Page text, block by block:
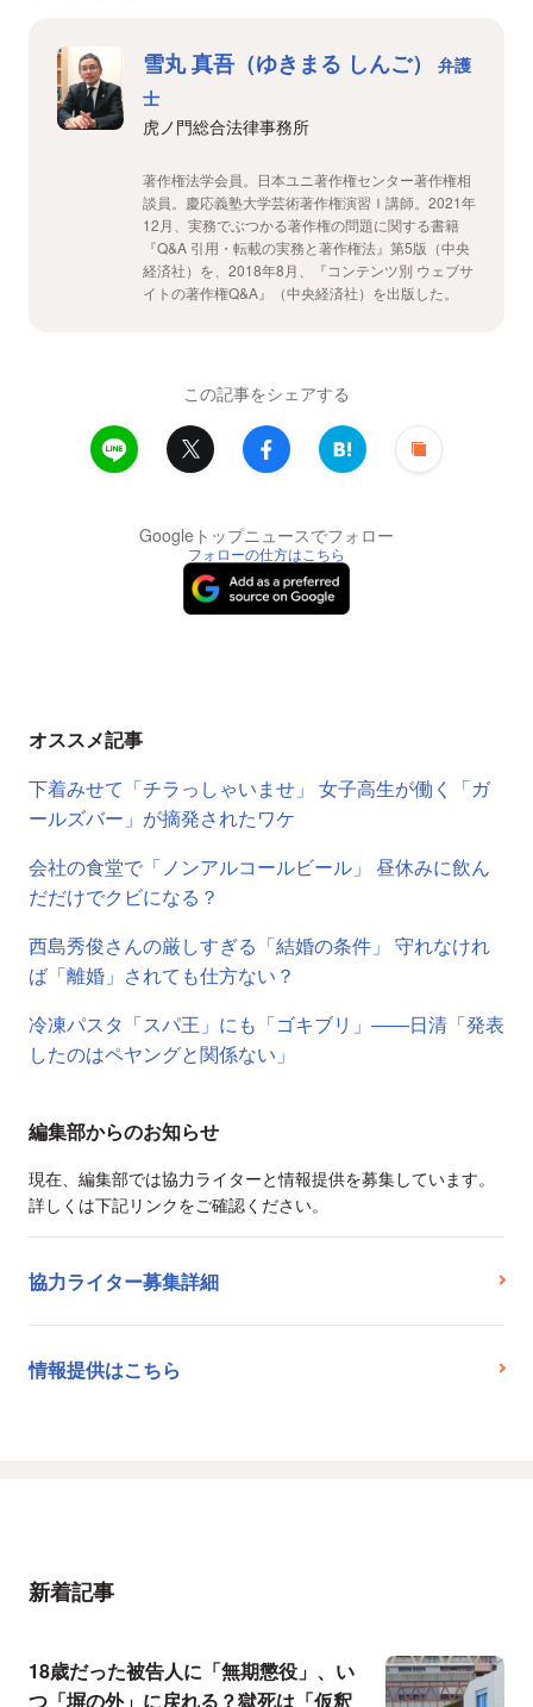
雪丸 真吾（ゆきまる しんご）
弁護
士
虎ノ門総合法律事務所
著作権法学会員。日本ユニ著作権センター著作権相
談員。慶応義塾大学芸術著作権演習Ｉ講師。2021年
12月、実務でぶつかる著作権の問題に関する書籍
『Q&A 引用・転載の実務と著作権法』第5版（中央
経済社）を、2018年8月、『コンテンツ別 ウェブサ
イトの著作権Q&A』（中央経済社）を出版した。
この記事をシェアする
Googleトップニュースでフォロー
フォローの仕方はこちら
オススメ記事
下着みせて「チラっしゃいませ」 女子高生が働く「ガ
ールズバー」が摘発されたワケ
会社の食堂で「ノンアルコールビール」 昼休みに飲ん
だだけでクビになる？
西島秀俊さんの厳しすぎる「結婚の条件」 守れなけれ
ば「離婚」されても仕方ない？
冷凍パスタ「スパ王」にも「ゴキブリ」――日清「発表
したのはペヤングと関係ない」
編集部からのお知らせ
現在、編集部では協力ライターと情報提供を募集しています。
詳しくは下記リンクをご確認ください。
協力ライター募集詳細
情報提供はこちら
新着記事
18歳だった被告人に「無期懲役」、い
つ「塀の外」に戻れる？獄死は「仮釈